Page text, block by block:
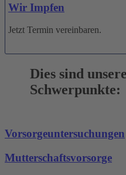
Wir Impfen
Jetzt Termin vereinbaren.
Dies sind
Schwerpunkte:
Vorsorgeuntersuchungen
Mutterschaftsvorsorge